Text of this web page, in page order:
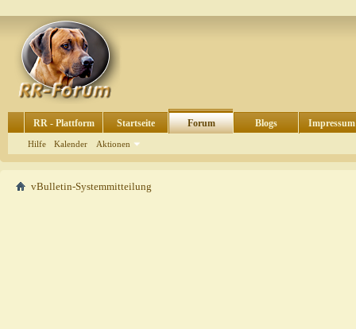
RR - Plattform Startseite Forum
Hilfe Kalender Aktionen
Blogs Impressum
vBulletin-Systemmitteilung